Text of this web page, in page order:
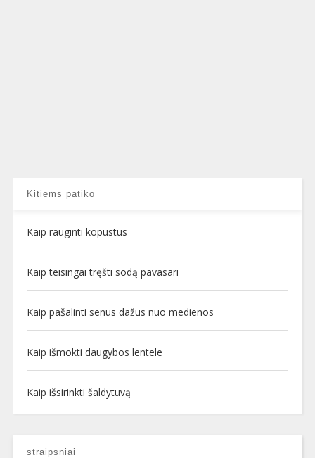
Kitiems patiko
Kaip rauginti kopūstus
Kaip teisingai tręšti sodą pavasari
Kaip pašalinti senus dažus nuo medienos
Kaip išmokti daugybos lentele
Kaip išsirinkti šaldytuvą
straipsniai